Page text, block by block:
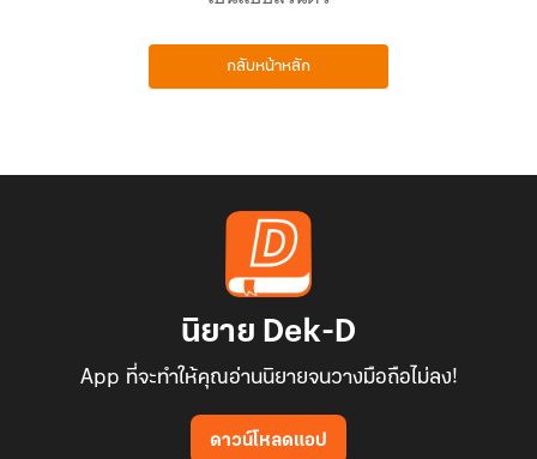
กลับหน้าหลัก
นิยาย Dek-D
App ที่จะทำให้คุณอ่านนิยายจนวางมือถือไม่ลง!
ดาวน์โหลดแอป